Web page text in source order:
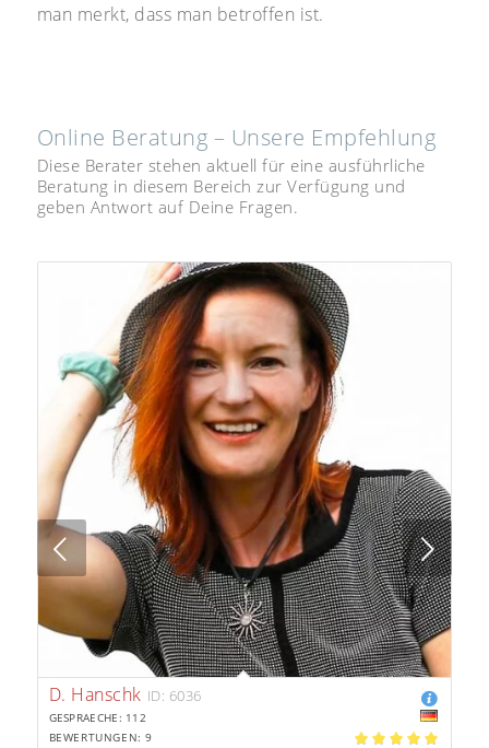
man merkt, dass man betroffen ist.
Online Beratung – Unsere Empfehlung
Diese Berater stehen aktuell für eine ausführliche
Beratung in diesem Bereich zur Verfügung und
geben Antwort auf Deine Fragen.
D. Hanschk ID: 6036
GESPRAECHE: 112
BEWERTUNGEN: 9
Next